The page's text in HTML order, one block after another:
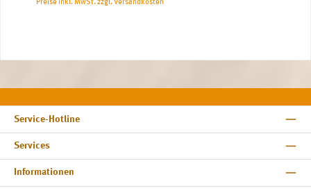
Preise inkl. MwSt. zzgl. Versandkosten
Service-Hotline
Services
Informationen